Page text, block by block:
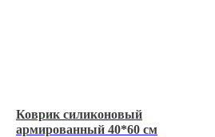
Коврик силиконовый
армированный 40*60 см